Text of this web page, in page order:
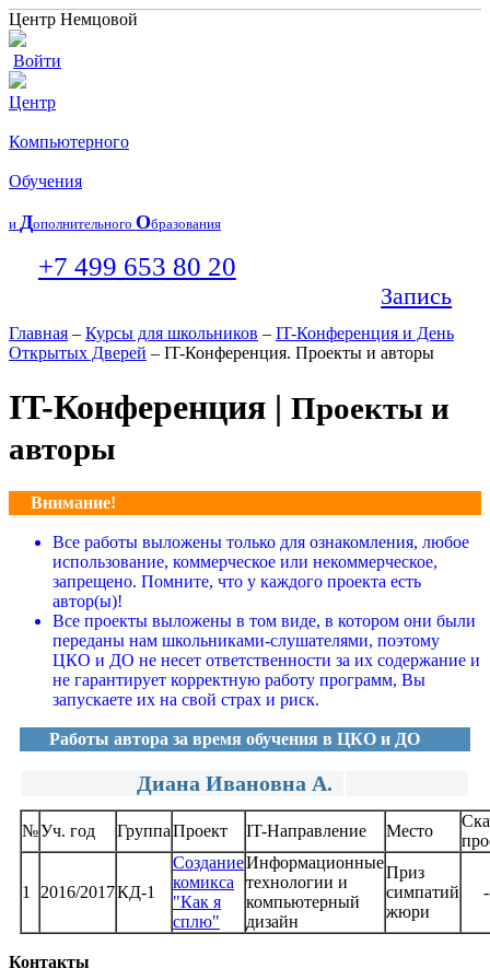
Центр Немцовой
Войти
Центр
Компьютерного
Обучения
и Дополнительного Образования
+7 499 653 80 20
Запись
Главная – Курсы для школьников – IT-Конференция и День
Открытых Дверей – IT-Конференция. Проекты и авторы
IT-Конференция | Проекты и
авторы
Внимание!
Все работы выложены только для ознакомления, любое
использование, коммерческое или некоммерческое,
запрещено. Помните, что у каждого проекта есть
автор(ы)!
Все проекты выложены в том виде, в котором они были
переданы нам школьниками-слушателями, поэтому
ЦКО и ДО не несет ответственности за их содержание и
не гарантирует корректную работу программ, Вы
запускаете их на свой страх и риск.
Работы автора за время обучения в ЦКО и ДО
Диана Ивановна А.
№Уч. год ГруппаПроект IT-Направление Место
1 2016/2017КД-1
Создание
комикса
"Как я
сплю"
Информационные
технологии и
компьютерный
дизайн
Приз
симпатий
жюри
Контакты